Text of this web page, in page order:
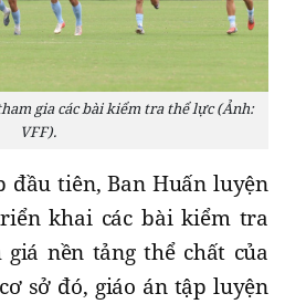
gia các bài kiểm tra thể lực (Ảnh:
VFF).
đầu tiên, Ban Huấn luyện
khai các bài kiểm tra
nền tảng thể chất của
sở đó, giáo án tập luyện